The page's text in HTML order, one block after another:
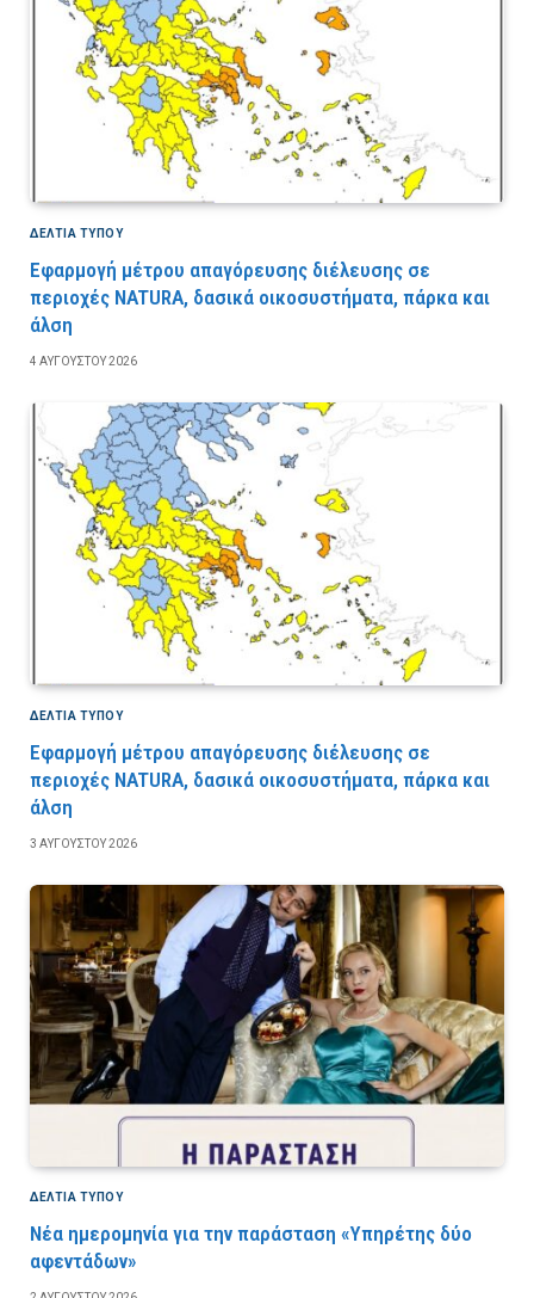
ΔΕΛΤΙΑ ΤΥΠΟΥ
Εφαρμογή μέτρου απαγόρευσης διέλευσης σε
περιοχές NATURA, δασικά οικοσυστήματα, πάρκα και
άλση
4 ΑΥΓΟΎΣΤΟΥ 2026
ΔΕΛΤΙΑ ΤΥΠΟΥ
Εφαρμογή μέτρου απαγόρευσης διέλευσης σε
περιοχές NATURA, δασικά οικοσυστήματα, πάρκα και
άλση
3 ΑΥΓΟΎΣΤΟΥ 2026
ΔΕΛΤΙΑ ΤΥΠΟΥ
Νέα ημερομηνία για την παράσταση «Υπηρέτης δύο
αφεντάδων»